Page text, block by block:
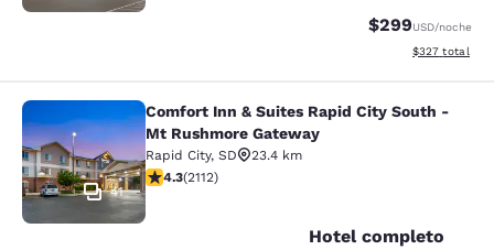
$299USD/noche
Ver detalles
$327 total
Comfort Inn & Suites Rapid City
41
Comfort Inn & Suites Rapid City South -
Mt Rushmore Gateway
Rapid City, SD
23.4 km
calificación de 4.34 estrellas. Excelente. 2112 reseñas
4.3(2112)
Hotel completo